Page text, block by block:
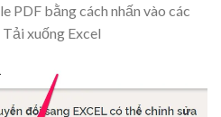
PDF bằng cách nhấn vào các
xuống Excel